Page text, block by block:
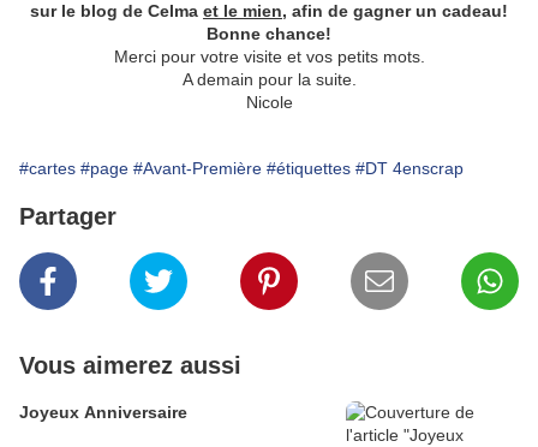
sur le blog de Celma et le mien, afin de gagner un cadeau!
Bonne chance!
Merci pour votre visite et vos petits mots.
A demain pour la suite.
Nicole
#cartes #page #Avant-Première #étiquettes #DT 4enscrap
Partager
Vous aimerez aussi
Joyeux Anniversaire